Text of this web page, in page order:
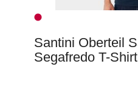
Santini Oberteil
Segafredo T-